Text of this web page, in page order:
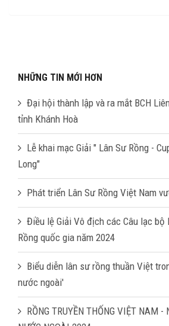
NHỮNG TIN MỚI HƠN
Đại hội thành lập và ra mắt BCH
tỉnh Khánh Hoà
Lễ khai mạc Giải " Lân Sư Rồng -
Long"
Phát triển Lân Sư Rồng Việt Nam
Điều lệ Giải Vô địch các Câu lạc bộ
Rồng quốc gia năm 2024
Biểu diễn lân sư rồng thuần Việt
nước ngoài'
RỒNG TRUYỀN THỐNG VIỆT NAM -